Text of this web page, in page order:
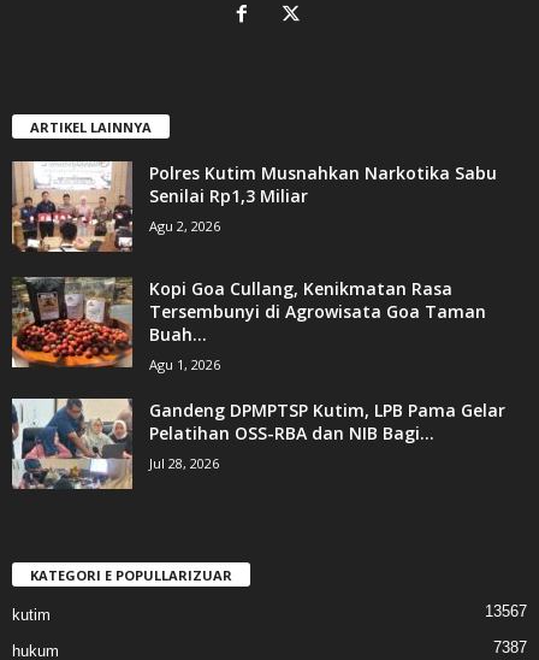
ARTIKEL LAINNYA
Polres Kutim Musnahkan Narkotika Sabu
Senilai Rp1,3 Miliar
Agu 2, 2026
Kopi Goa Cullang, Kenikmatan Rasa
Tersembunyi di Agrowisata Goa Taman
Buah...
Agu 1, 2026
Gandeng DPMPTSP Kutim, LPB Pama Gelar
Pelatihan OSS-RBA dan NIB Bagi...
Jul 28, 2026
KATEGORI E POPULLARIZUAR
kutim 13567
hukum 7387